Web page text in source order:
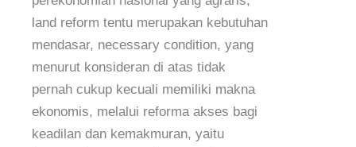
land reform tentu merupakan kebutuhan
mendasar, necessary condition, yang
menurut konsideran di atas tidak
pernah cukup kecuali memiliki makna
ekonomis, melalui reforma akses bagi
keadilan dan kemakmuran, yaitu